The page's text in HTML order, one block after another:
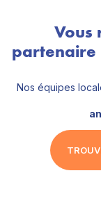
Vous
partenaire
Nos équipes